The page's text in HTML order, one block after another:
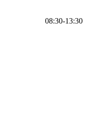
08:30-13:30